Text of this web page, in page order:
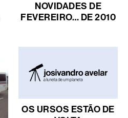
NOVIDADES DE
FEVEREIRO… DE 2010
OS URSOS ESTÃO DE